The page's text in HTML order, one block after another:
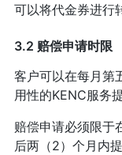
可以将代金券进行
3.2 赔偿申请时限
客户可以在每月第
用性的KENC服务
赔偿申请必须限于
后两（2）个月内